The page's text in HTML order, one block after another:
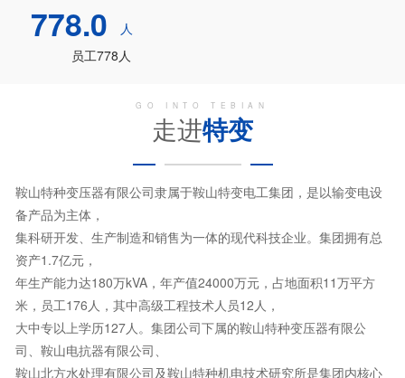
778.0
人
员工778人
GO INTO TEBIAN
走进特变
鞍山特种变压器有限公司隶属于鞍山特变电工集团，是以输变电设
备产品为主体，
集科研开发、生产制造和销售为一体的现代科技企业。集团拥有总
资产1.7亿元，
年生产能力达180万kVA，年产值24000万元，占地面积11万平方
米，员工176人，其中高级工程技术人员12人，
大中专以上学历127人。集团公司下属的鞍山特种变压器有限公
司、鞍山电抗器有限公司、
鞍山北方水处理有限公司及鞍山特种机电技术研究所是集团内核心